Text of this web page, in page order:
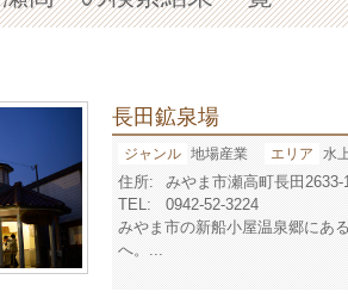
長田鉱泉場
ジャンル 地場産業 エリア 水
住所:
みやま市瀬高町長田2633-
TEL:
0942-52-3224
みやま市の新船小屋温泉郷にあ
へ。...